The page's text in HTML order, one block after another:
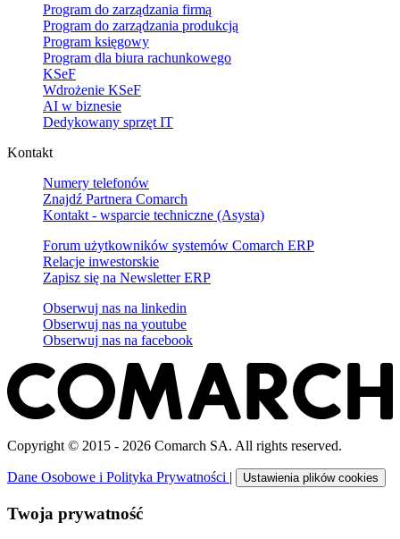
Program do zarządzania firmą
Program do zarządzania produkcją
Program księgowy
Program dla biura rachunkowego
KSeF
Wdrożenie KSeF
AI w biznesie
Dedykowany sprzęt IT
Kontakt
Numery telefonów
Znajdź Partnera Comarch
Kontakt - wsparcie techniczne (Asysta)
Forum użytkowników systemów Comarch ERP
Relacje inwestorskie
Zapisz się na Newsletter ERP
Obserwuj nas na linkedin
Obserwuj nas na youtube
Obserwuj nas na facebook
Copyright © 2015 - 2026 Comarch SA. All rights reserved.
Dane Osobowe i Polityka Prywatności | Ustawienia plików cookies
Twoja prywatność